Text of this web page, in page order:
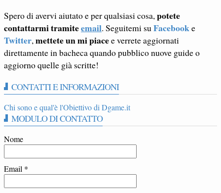
Spero di avervi aiutato e per qualsiasi cosa,potete
contattarmi tramiteemail. Seguitemi suFacebooke
Twitter,mettete un mi piacee verrete aggiornati
direttamente in bacheca quando pubblico nuove guide o
aggiorno quelle già scritte!
CONTATTI E INFORMAZIONI
Chi sono e qual'è l'Obiettivo di Dgame.it
MODULO DI CONTATTO
Nome
Email *